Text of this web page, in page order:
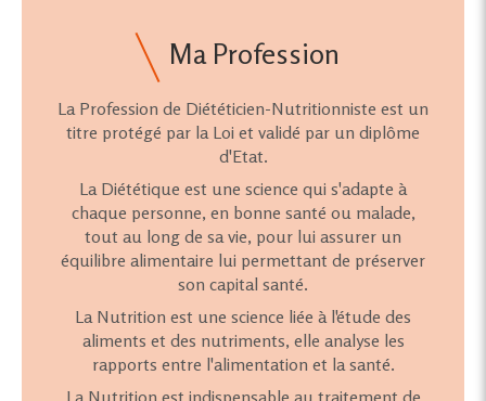
Ma Profession
La Profession de Diététicien-Nutritionniste est un
titre protégé par la Loi et validé par un diplôme
d'Etat.
La Diététique est une science qui s'adapte à
chaque personne, en bonne santé ou malade,
tout au long de sa vie, pour lui assurer un
équilibre alimentaire lui permettant de préserver
son capital santé.
La Nutrition est une science liée à l'étude des
aliments et des nutriments, elle analyse les
rapports entre l'alimentation et la santé.
La Nutrition est indispensable au traitement de